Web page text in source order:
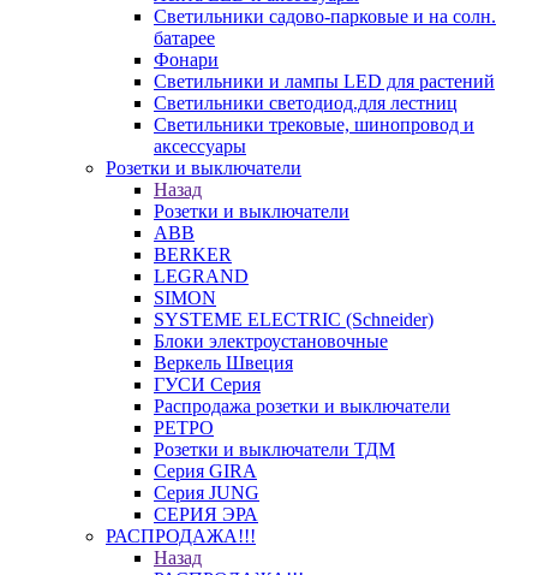
Светильники садово-парковые и на солн.
батарее
Фонари
Светильники и лампы LED для растений
Светильники светодиод.для лестниц
Светильники трековые, шинопровод и
аксессуары
Розетки и выключатели
Назад
Розетки и выключатели
ABB
BERKER
LEGRAND
SIMON
SYSTEME ELECTRIC (Schneider)
Блоки электроустановочные
Веркель Швеция
ГУСИ Серия
Распродажа розетки и выключатели
РЕТРО
Розетки и выключатели ТДМ
Серия GIRA
Серия JUNG
СЕРИЯ ЭРА
РАСПРОДАЖА!!!
Назад